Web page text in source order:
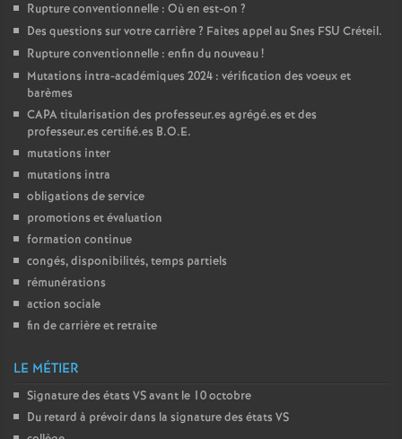
Rupture conventionnelle : Où en est-on ?
Des questions sur votre carrière? Faites appel au Snes FSU Créteil.
Rupture conventionnelle : enfin du nouveau!
Mutations intra-académiques 2024 : vérification des voeux et
barèmes
CAPAtitularisation des professeur.es agrégé.es et des
professeur.es certifié.es B.O.E.
mutations inter
mutations intra
obligations de service
promotions et évaluation
formation continue
congés, disponibilités, temps partiels
rémunérations
action sociale
fin de carrière et retraite
LE MÉTIER
Signature des états VSavant le 10 octobre
Du retard à prévoir dans la signature des états VS